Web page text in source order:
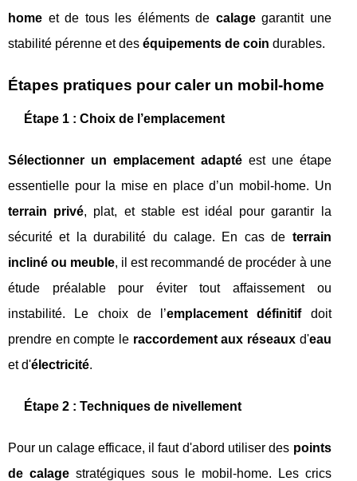
home et de tous les éléments de calagegarantit une
stabilité pérenne et des équipements de coin durables.
Étapes pratiques pour caler un mobil-home
Étape 1 : Choix de l’emplacement
Sélectionner un emplacement adaptéest une étape
essentielle pour la mise en place d’un mobil-home. Un
terrain privé, plat, et stable est idéal pour garantir la
sécurité et la durabilité du calage. En cas de terrain
incliné ou meuble, il est recommandé de procéder à une
étude préalable pour éviter tout affaissement ou
instabilité. Le choix de l’emplacement définitifdoit
prendre en compte le raccordement aux réseauxd'eau
et d'électricité.
Étape 2 : Techniques de nivellement
Pour un calage efficace, il faut d'abord utiliser des points
de calagestratégiques sous le mobil-home. Les crics